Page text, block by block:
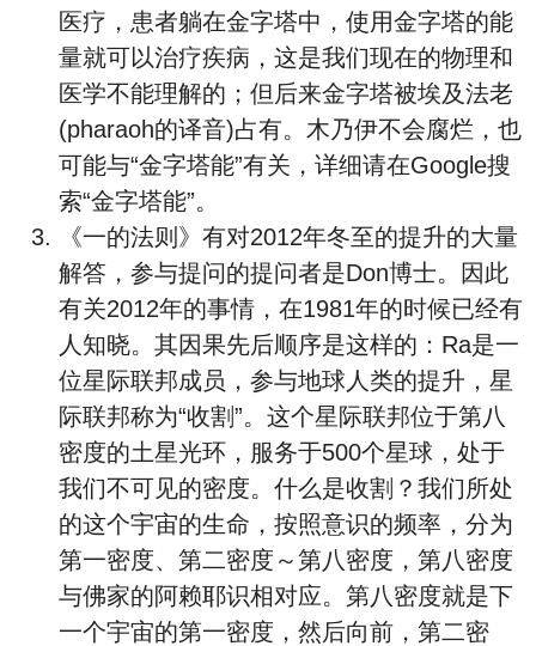
医疗，患者躺在金字塔中，使用金字塔的能
量就可以治疗疾病，这是我们现在的物理和
医学不能理解的；但后来金字塔被埃及法老
(pharaoh的译音)占有。木乃伊不会腐烂，也
可能与“金字塔能”有关，详细请在Google搜
索“金字塔能”。
《一的法则》有对2012年冬至的提升的大量
解答，参与提问的提问者是Don博士。因此
有关2012年的事情，在1981年的时候已经有
人知晓。其因果先后顺序是这样的：Ra是一
位星际联邦成员，参与地球人类的提升，星
际联邦称为“收割”。这个星际联邦位于第八
密度的土星光环，服务于500个星球，处于
我们不可见的密度。什么是收割？我们所处
的这个宇宙的生命，按照意识的频率，分为
第一密度、第二密度～第八密度，第八密度
与佛家的阿赖耶识相对应。第八密度就是下
一个宇宙的第一密度，然后向前，第二密